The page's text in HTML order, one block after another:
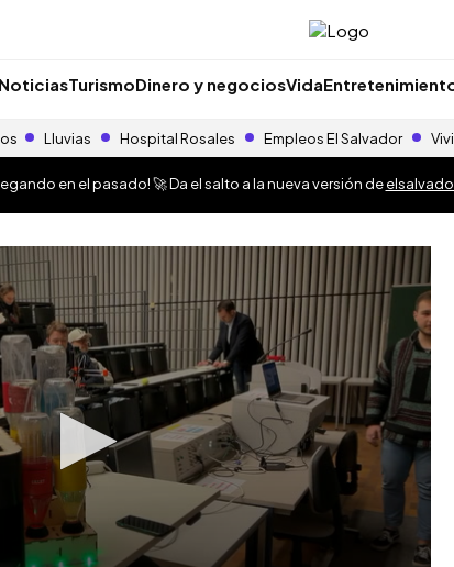
NoticiasTurismoDinero y negociosVida
Lluvias Hospital Rosales Empleos El Salvador
en el pasado! 🚀 Da el salto a la nueva versión de